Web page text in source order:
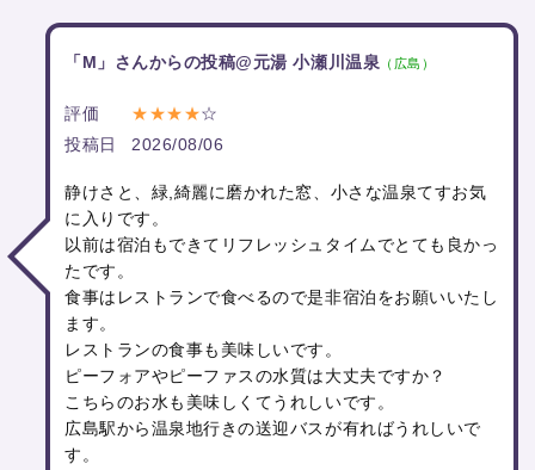
「M」さんからの投稿@元湯 小瀬川温泉 （広島）
評価 ★★★★☆
投稿日
2026/08/06
静けさと、緑,綺麗に磨かれた窓、小さな温泉てすお気
に入りです。
以前は宿泊もできてリフレッシュタイムでとても良かっ
たです。
食事はレストランで食べるので是非宿泊をお願いいたし
ます。
レストランの食事も美味しいです。
ピーフォアやピーファスの水質は大丈夫ですか？
こちらのお水も美味しくてうれしいです。
広島駅から温泉地行きの送迎バスが有ればうれしいで
す。